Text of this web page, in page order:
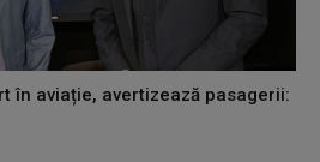
în aviație, avertizează pasagerii: